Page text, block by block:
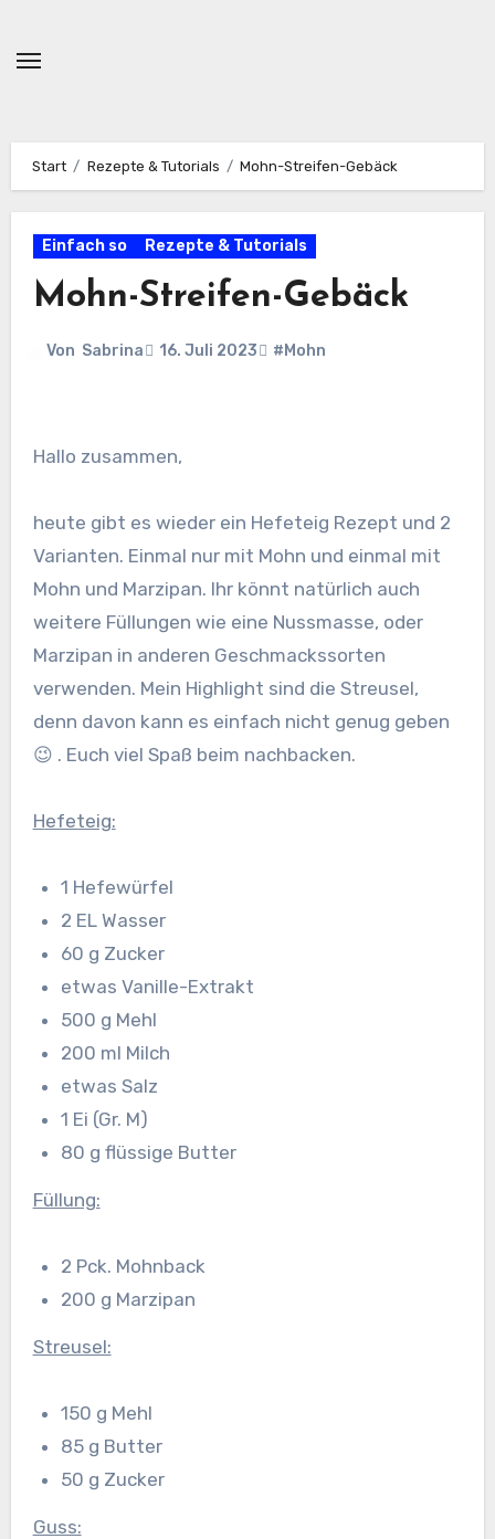
springen
Start Rezepte & Tutorials Mohn-Streifen-Gebäck
Einfach so Rezepte & Tutorials
Mohn-Streifen-Gebäck
Von Sabrina 16. Juli 2023 #Mohn
Hallo zusammen,
heute gibt es wieder ein Hefeteig Rezept und 2
Varianten. Einmal nur mit Mohn und einmal mit
Mohn und Marzipan. Ihr könnt natürlich auch
weitere Füllungen wie eine Nussmasse, oder
Marzipan in anderen Geschmackssorten
verwenden. Mein Highlight sind die Streusel,
denn davon kann es einfach nicht genug geben
😉 . Euch viel Spaß beim nachbacken.
Hefeteig:
1 Hefewürfel
2 EL Wasser
60 g Zucker
etwas Vanille-Extrakt
500 g Mehl
200 ml Milch
etwas Salz
1 Ei (Gr. M)
80 g flüssige Butter
Füllung:
2 Pck. Mohnback
200 g Marzipan
Streusel:
150 g Mehl
85 g Butter
50 g Zucker
Guss: